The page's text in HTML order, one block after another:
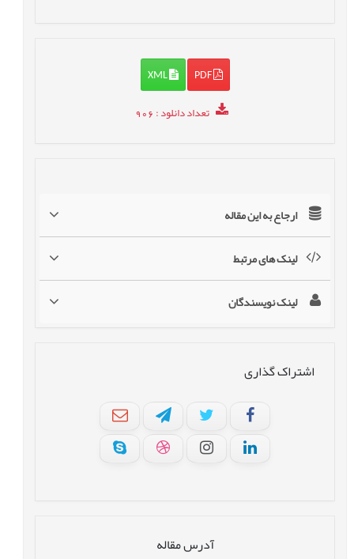
PDF
XML
تعداد دانلود: 906
ارجاع به این مقاله
لینک های مرتبط
لینک نویسندگان
اشتراک گذاری
آدرس مقاله